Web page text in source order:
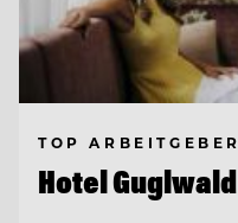
TOP ARBEITGEBER
Hotel Guglwald